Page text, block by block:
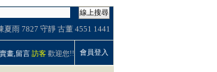
線上搜尋
夏雨 7827 守靜 古董 4551 1441
畫,留言 訪客 歡迎您!! 會員登入